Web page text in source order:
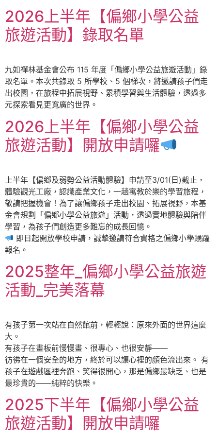
2026上半年【偏鄉小學公益
旅遊活動】錄取名單
九如禪林基金會公布 115 年度「偏鄉小學公益旅遊活動」錄
取名單。本次共錄取 5 所學校、5 個梯次，將邀請孩子們走
出校園，在旅程中拓展視野、累積學習與生活體驗，透過多
元探索看見更寬廣的世界。
2026上半年【偏鄉小學公益
旅遊活動】開放申請囉
上半年【偏鄉及弱勢公益活動體驗】申請至3/01(日)截止，
體驗觀光工廠，認識產業文化，一趟寓教於樂的學習旅程，
敬請把握機會！為了讓偏鄉孩子走出校園、拓展視野，本基
金會規劃「偏鄉小學公益旅遊」活動，透過實地體驗與陪伴
學習，為孩子們創造更多難忘的成長回憶。
即日起開放學校申請，誠摯邀請符合資格之偏鄉小學踴躍
報名。
2025整年_偏鄉小學公益旅遊
活動_完美落幕
有孩子第一次站在自然館前，輕輕說：原來外面的世界這麼
大。
有孩子在畫板前慢慢畫、很專心、也很安靜——
彷彿在一個安全的地方，終於可以讓心裡的顏色流出來。 有
孩子在遊戲區裡奔跑、笑得很開心，那是偏鄉最缺乏、也是
最珍貴的——純粹的快樂。
2025下半年【偏鄉小學公益
旅遊活動】開放申請囉